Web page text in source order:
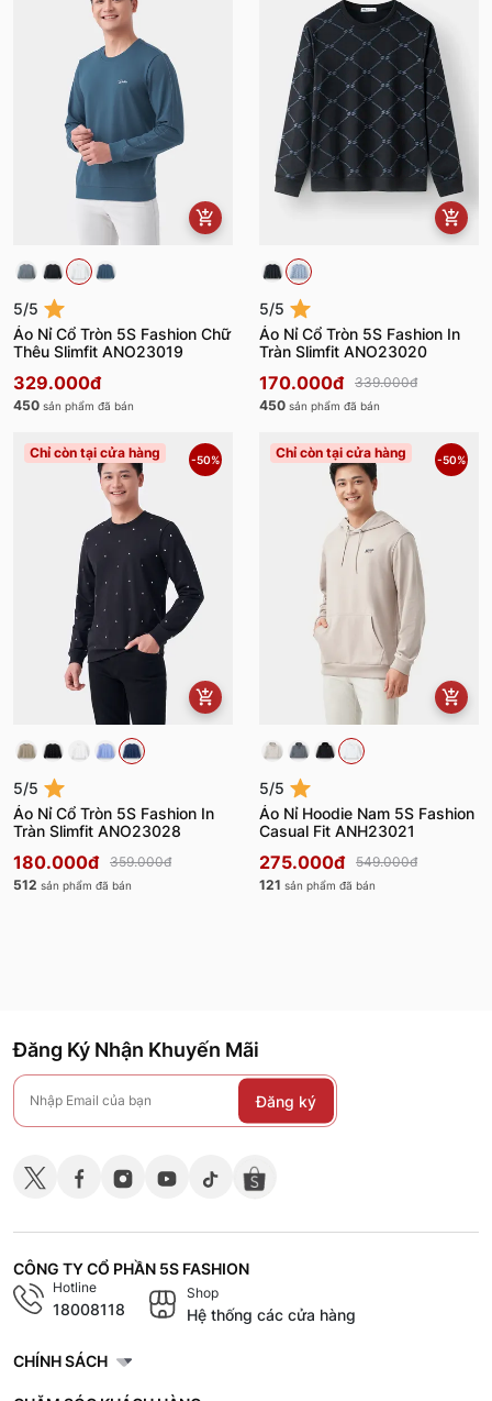
5/5
Áo Nỉ Cổ Tròn 5S Fashion Chữ
Thêu Slimfit ANO23019
329.000đ
450 sản phẩm đã bán
5/5
Áo Nỉ Cổ Tròn 5S Fashion In
Tràn Slimfit ANO23020
170.000đ
339.000đ
450 sản phẩm đã bán
Chỉ còn tại cửa hàng -50%
5/5
Áo Nỉ Cổ Tròn 5S Fashion In
Tràn Slimfit ANO23028
180.000đ
359.000đ
512 sản phẩm đã bán
Chỉ còn tại cửa hàng -50%
5/5
Áo Nỉ Hoodie Nam 5S Fashion
Casual Fit ANH23021
275.000đ
549.000đ
121 sản phẩm đã bán
Đăng Ký Nhận Khuyến Mãi
Đăng ký
CÔNG TY CỔ PHẦN 5S FASHION
Hotline
18008118
Shop
Hệ thống các cửa hàng
CHÍNH SÁCH